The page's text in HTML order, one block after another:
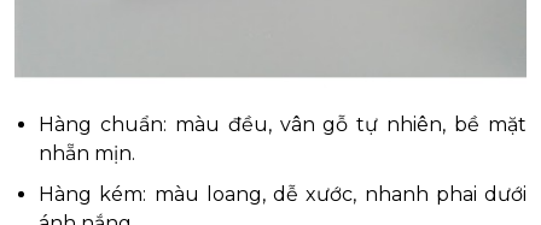
Hàng chuẩn: màu đều, vân gỗ tự nhiên, bề mặt
nhẵn mịn.
Hàng kém: màu loang, dễ xước, nhanh phai dưới